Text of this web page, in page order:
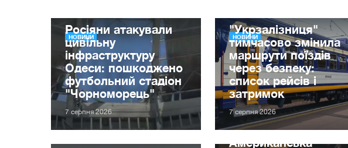
НОВИНИ
Росіяни атакували
цивільну
інфраструктуру
Одеси: пошкоджено
футбольний стадіон
"Чорноморець"
7 серпня 2026
НОВИНИ
"Укрзалізниця"
тимчасово змінила
маршрути поїздів
через безпеку:
список рейсів і
затримок
7 серпня 2026
Американська